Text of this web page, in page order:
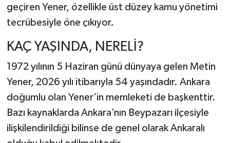
geçiren Yener, özellikle üst düzey kamu yönetimi
tecrübesiyle öne çıkıyor.
KAÇ YAŞINDA, NERELİ?
1972 yılının 5 Haziran günü dünyaya gelen Metin
Yener, 2026 yılı itibarıyla 54 yaşındadır. Ankara
doğumlu olan Yener’in memleketi de başkenttir.
Bazı kaynaklarda Ankara’nın Beypazarı ilçesiyle
ilişkilendirildiği bilinse de genel olarak Ankaralı